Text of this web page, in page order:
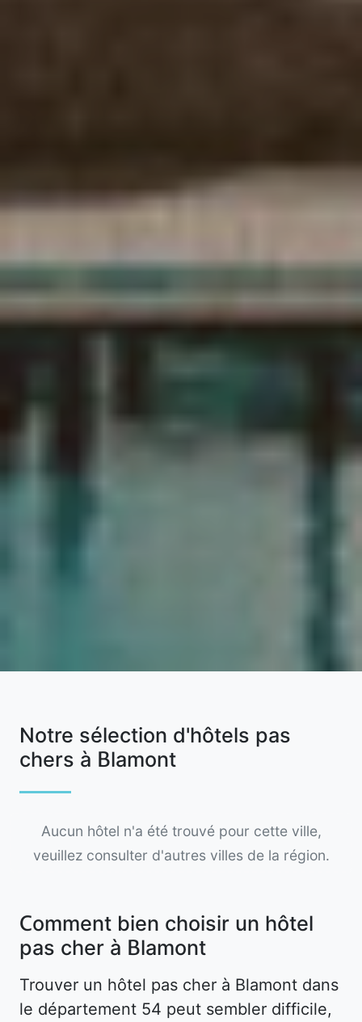
Notre sélection d'hôtels pas
chers à Blamont
Aucun hôtel n'a été trouvé pour cette ville,
veuillez consulter d'autres villes de la région.
Comment bien choisir un hôtel
pas cher à Blamont
Trouver un hôtel pas cher à Blamont dans
le département 54 peut sembler difficile,